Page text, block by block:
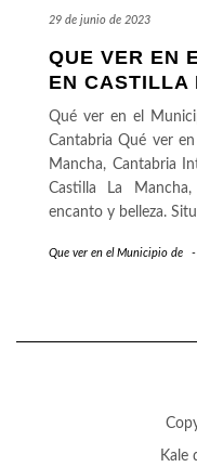
29 de junio de 2023
QUE VER EN
EN CASTILLA
Qué ver en el
Cantabria Qué ver
Mancha, Cantabria
Castilla La
encanto y belleza.
Que ver en el Municipio de -
Kale